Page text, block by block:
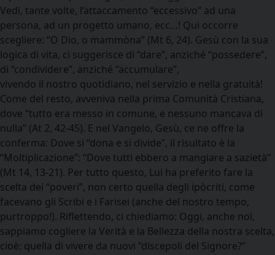
Vedi, tante volte, l’attaccamento “eccessivo” ad una
persona, ad un progetto umano, ecc…! Qui occorre
scegliere: “O Dio, o mammòna” (Mt 6, 24). Gesù con la sua
logica di vita, ci suggerisce di “dare”, anziché “possedere”,
di “condividere”, anziché “accumulare”,
vivendo il nostro quotidiano, nel servizio e nella gratuità!
Come del resto, avveniva nella prima Comunità Cristiana,
dove “tutto era messo in comune, e nessuno mancava di
nulla” (At 2, 42-45). E nel Vangelo, Gesù, ce ne offre la
conferma: Dove si “dona e si divide”, il risultato è la
“Moltiplicazione”: “Dove tutti ebbero a mangiare a sazietà”
(Mt 14, 13-21). Per tutto questo, Lui ha preferito fare la
scelta dei “poveri”, non certo quella degli ipòcriti, come
facevano gli Scribi e i Farisei (anche del nostro tempo,
purtroppo!). Riflettendo, ci chiediamo: Oggi, anche noi,
sappiamo cogliere la Verità e la Bellezza della nostra scelta,
cioè: quella di vivere da nuovi “discepoli del Signore?”